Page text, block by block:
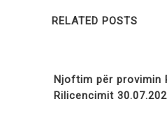
RELATED POSTS
Njoftim për provimin
Rilicencimit